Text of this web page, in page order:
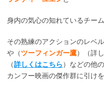
身内の気心の知れているチー
その熟練のアクションのレベ
や（ツーフィンガー鷹）（詳
（詳しくはこちら）などの他
カンフー映画の傑作群に引け